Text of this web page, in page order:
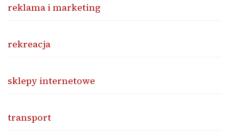
reklama i marketing
rekreacja
sklepy internetowe
transport